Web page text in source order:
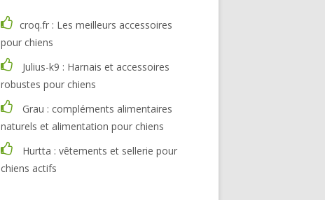
croq.fr : Les meilleurs accessoires
pour chiens
Julius-k9 : Harnais et accessoires
robustes pour chiens
Grau : compléments alimentaires
naturels et alimentation pour chiens
Hurtta : vêtements et sellerie pour
chiens actifs